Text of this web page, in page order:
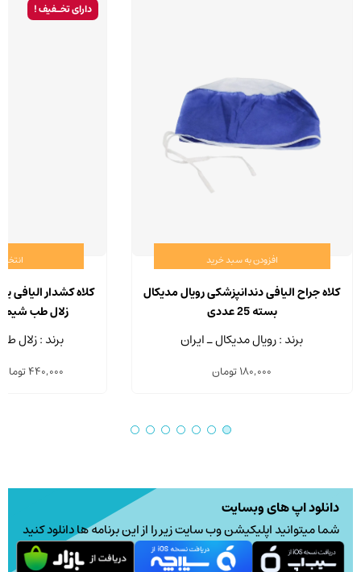
افزودن به سبد خرید
کلاه جراح الیافی دندانپزشکی رویال مدیکال
بسته 25 عددی
برند : رویال مدیکال ـ ایران
180,000تومان
دارای تخـفیف !
کلاه کشدار الیافی
زلال طب شیمی
برند : زلال
440,000تومان
دانلود اپ های وبسایت
شما میتوانید اپلیکیشن وب سایت زیر را از این برنامه ها دانلود کنید